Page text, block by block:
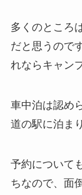
多くのところ
だと思うので
れならキャン
車中泊は認め
道の駅に泊ま
予約について
ちなので、面